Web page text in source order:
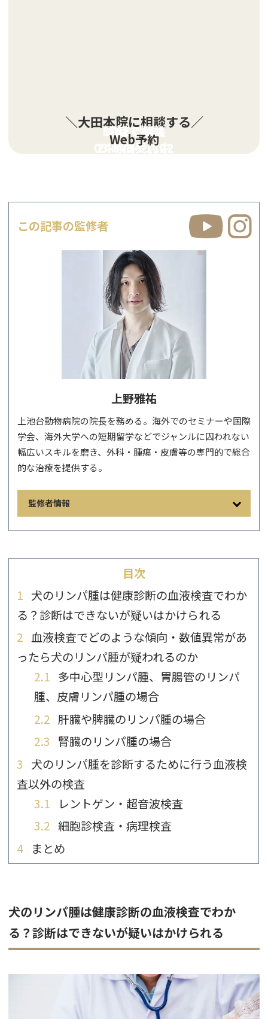
＼大田本院に相談する／
電話で相談
03-5754-1122
LINEで相談
24時間受付中
Web予約
この記事の監修者
上野雅祐
上池台動物病院の院長を務める。海外でのセミナーや国際
学会、海外大学への短期留学などでジャンルに囚われない
幅広いスキルを磨き、外科・腫瘍・皮膚等の専門的で総合
的な治療を提供する。
監修者情報
目次
1 犬のリンパ腫は健康診断の血液検査でわか
る？診断はできないが疑いはかけられる
2 血液検査でどのような傾向・数値異常があ
ったら犬のリンパ腫が疑われるのか
2.1 多中心型リンパ腫、胃腸管のリンパ
腫、皮膚リンパ腫の場合
2.2 肝臓や脾臓のリンパ腫の場合
2.3 腎臓のリンパ腫の場合
3 犬のリンパ腫を診断するために行う血液検
査以外の検査
3.1
レントゲン・超音波検査
3.2 細胞診検査・病理検査
4 まとめ
犬のリンパ腫は健康診断の血液検査でわか
る？診断はできないが疑いはかけられる